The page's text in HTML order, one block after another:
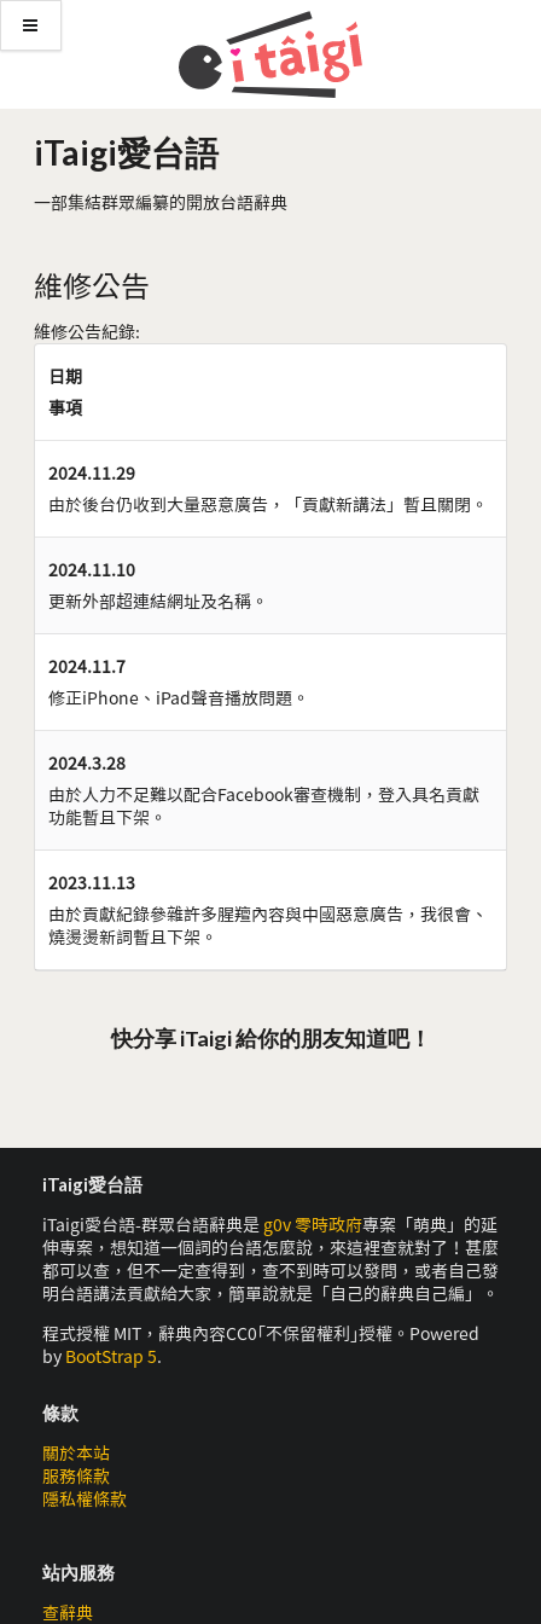
iTaigi愛台語
一部集結群眾編纂的開放台語辭典
維修公告
維修公告紀錄:
日期
事項
2024.11.29
由於後台仍收到大量惡意廣告，「貢獻新講法」暫且關閉。
2024.11.10
更新外部超連結網址及名稱。
2024.11.7
修正iPhone、iPad聲音播放問題。
2024.3.28
由於人力不足難以配合Facebook審查機制，登入具名貢獻
功能暫且下架。
2023.11.13
由於貢獻紀錄參雜許多腥羶內容與中國惡意廣告，我很會、
燒燙燙新詞暫且下架。
快分享 iTaigi 給你的朋友知道吧！
iTaigi愛台語
iTaigi愛台語-群眾台語辭典是 g0v 零時政府專案「萌典」的延
伸專案，想知道一個詞的台語怎麼說，來這裡查就對了！甚麼
都可以查，但不一定查得到，查不到時可以發問，或者自己發
明台語講法貢獻給大家，簡單說就是「自己的辭典自己編」。
程式授權 MIT，辭典內容CC0｢不保留權利｣授權。Powered
by BootStrap 5.
條款
關於本站
服務條款
隱私權條款
站內服務
查辭典